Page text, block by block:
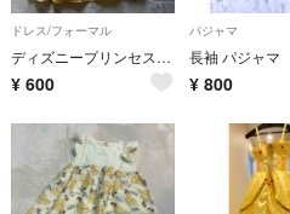
ドレス/フォーマル
ディズニープリンセス ベルドレス
¥ 600
パジャマ
長袖 パジャマ
¥ 800